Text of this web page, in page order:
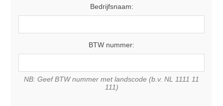
Bedrijfsnaam:
BTW nummer:
NB: Geef BTW nummer met landscode (b.v. NL 1111 11
111)